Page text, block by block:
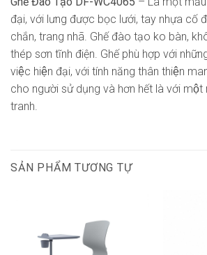
đại, với lưng được bọc lưới, tay nhựa cố
chắn, trang nhã. Ghế đào tạo ko bàn,
thép sơn tĩnh điện. Ghế phù hợp với
việc hiện đại, với tính năng thân thiện
cho người sử dụng và hơn hết là với
tranh.
SẢN PHẨM TƯƠNG TỰ